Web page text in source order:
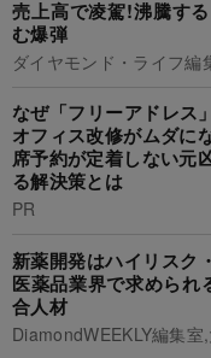
売上高で凌駕!沸騰す
む爆弾
ダイヤモンド・ライフ編
なぜ「フリーアドレス
オフィス改修がムダに
席予約が定着しない元
る解決策とは
PR
新薬開発はハイリスク
医薬品業界で求められ
合人材
DiamondWEEKLY編集室